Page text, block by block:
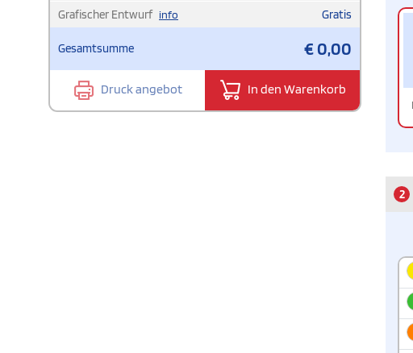
Grafischer Entwurf info Gratis
Gesamtsumme €0,00
Druck angebot In den Warenkorb
2